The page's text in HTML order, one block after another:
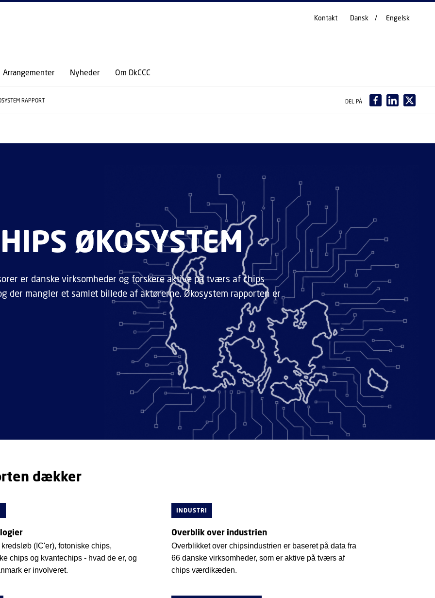
GÅ TIL PRIMÆRT INDHOLD (TRYK ENTER).
Arrangementer Nyheder Om DkCCC
Kontakt Dansk Engelsk
RAPPORT DEL PÅ
ØKOSYSTEM
er danske virksomheder og forskere aktive på tværs af chips
der mangler et samlet billede af aktørerne. Økosystem rapporten er
dækker
(IC'er), fotoniske chips,
chips og kvantechips - hvad de er, og
er involveret.
INDUSTRI
Overblik over industrien
Overblikket over chipsindustrien er baseret på data fra
66 danske virksomheder, som er aktive på tværs af
chips værdikæden.